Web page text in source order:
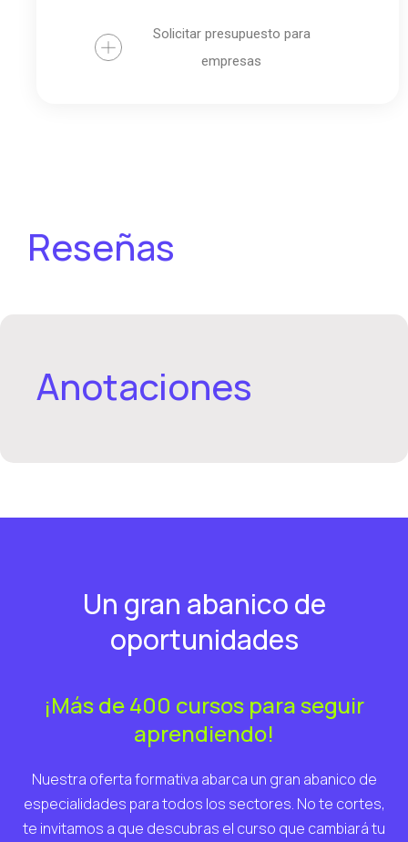
Solicitar presupuesto para
empresas
Reseñas
Anotaciones
Un gran abanico de
oportunidades
¡Más de 400 cursos para seguir
aprendiendo!
Nuestra oferta formativa abarca un gran abanico de
especialidades para todos los sectores. No te cortes,
te invitamos a que descubras el curso que cambiará tu